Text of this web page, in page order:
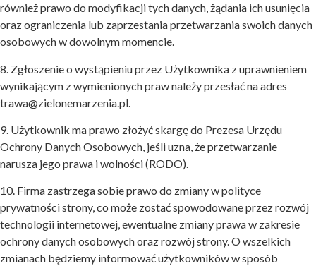
również prawo do modyfikacji tych danych, żądania ich usunięcia
oraz ograniczenia lub zaprzestania przetwarzania swoich danych
osobowych w dowolnym momencie.
8. Zgłoszenie o wystąpieniu przez Użytkownika z uprawnieniem
wynikającym z wymienionych praw należy przesłać na adres
trawa@zielonemarzenia.pl.
9. Użytkownik ma prawo złożyć skargę do Prezesa Urzędu
Ochrony Danych Osobowych, jeśli uzna, że przetwarzanie
narusza jego prawa i wolności (RODO).
10. Firma zastrzega sobie prawo do zmiany w polityce
prywatności strony, co może zostać spowodowane przez rozwój
technologii internetowej, ewentualne zmiany prawa w zakresie
ochrony danych osobowych oraz rozwój strony. O wszelkich
zmianach będziemy informować użytkowników w sposób